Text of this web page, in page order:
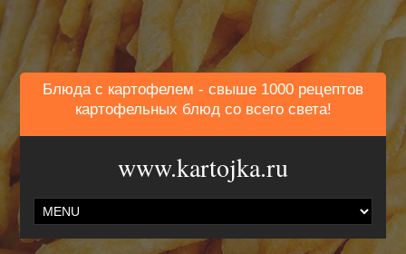
Блюда с картофелем - свыше 1000 рецептов
картофельных блюд со всего света!
www.kartojka.ru